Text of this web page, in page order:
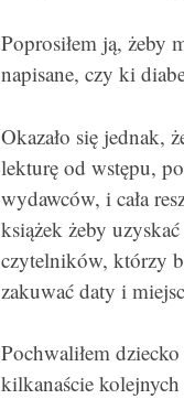
Poprosiłem ją, żeby
napisane, czy ki
Okazało się jednak,
lekturę od wstępu,
wydawców, i cała
książek żeby
czytelników, którzy
zakuwać daty i
Pochwaliłem
kilkanaście